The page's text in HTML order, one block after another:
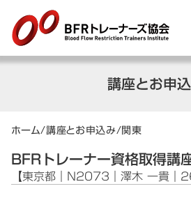
講座とお申
ホーム/講座とお申込み/関東
BFRトレーナー資格取得講
【東京都｜N2073｜澤木 一貴